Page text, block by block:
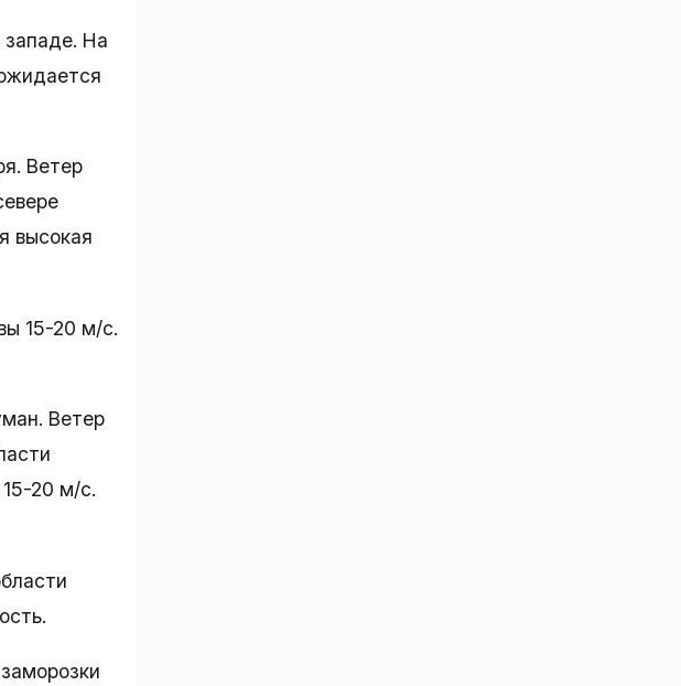
На
Ветер
высокая
15-20 м/с.
Ветер
20 м/с.